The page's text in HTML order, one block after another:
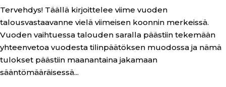
Tervehdys! Täällä kirjoittelee viime vuoden
talousvastaavanne vielä viimeisen koonnin merkeissä.
Vuoden vaihtuessa talouden saralla päästiin tekemään
yhteenvetoa vuodesta tilinpäätöksen muodossa ja nämä
tulokset päästiin maanantaina jakamaan
sääntömääräisessä...